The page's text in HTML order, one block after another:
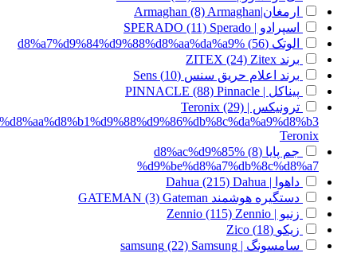
ارمغان|Armaghan
(8) Armaghan
اسپرادو | SPERADO
(11) Sperado
الوتک (56)
%d8%a7%d9%84%d9%88%d8%aa%da%a9
برند ZITEX
(24) Zitex
برند اعلام حریق سنس (10)
Sens
پیناکل | PINNACLE
(88) Pinnacle
ترونیکس | Teronix (29)
%d8%aa%d8%b1%d9%88%d9%86%db%8c%da%a9%d8%b3
Teronix
جم پایا (8)
%d8%ac%d9%85
%d9%be%d8%a7%db%8c%d8%a7
داهوا | Dahua
(215) Dahua
دستگیره هوشمند GATEMAN
(3) Gateman
زنیو | Zennio
(115) Zennio
زیکو (18)
Zico
سامسونگ | samsung
(22) Samsung